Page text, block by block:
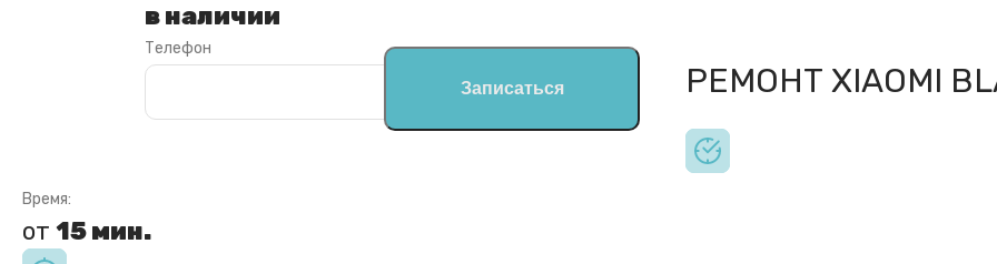
в наличии
Телефон
Записаться РЕМОНТ XIAOMI
Время:
от 15 мин.